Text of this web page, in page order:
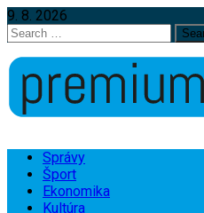
9. 8. 2026
Search
for:
Správy
Šport
Ekonomika
Kultúra